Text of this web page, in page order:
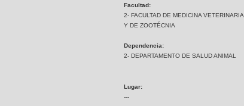
Facultad:
2- FACULTAD DE MEDICINA VETERINARIA
Y DE ZOOTÉCNIA
Dependencia:
2- DEPARTAMENTO DE SALUD ANIMAL
Lugar:
---